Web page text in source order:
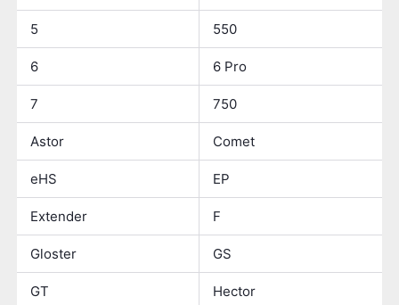
5 550
6 6 Pro
7 750
Astor Comet
eHS EP
Extender F
Gloster GS
GT Hector